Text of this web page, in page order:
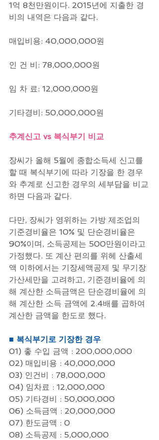
1억 8천만원이다. 2015년에 지출한 경
비의 내역은 다음과 같다.
매입비용: 40,000,000원
인 건 비: 78,000,000원
임 차 료: 12,000,000원
기타경비: 50,000,000원
추계신고 vs 복식부기 비교
장씨가 올해 5월에 종합소득세 신고를
할 때 복식부기에 따라 기장을 한 경우
와 추계로 신고한 경우의 세부담을 비교
하면 다음과 같다.
다만, 장씨가 영위하는 가방 제조업의
기준경비율은 10% 및 단순경비율은
90%이며, 소득공제는 500만원이라고
가정했다. 또 계산 편의를 위헤 산출세
액 이하에서는 기장세액공제 및 무기장
가산세만을 고려하고, 기준경비율에 의
해 계산한 소득금액은 단순경비율에 의
해 계산한 소득 금액에 2.4배를 곱하여
계산한 금액을 한도로 했다.
■ 복식부기로 기장한 경우
01) 촣 수입 금액 : 200,000,000
02) 매입비용 : 40,000,000
03) 인건비 : 78,000,000
04) 임차료 : 12,000,000
05) 기타경비 : 50,000,000
06) 소득금액 : 20,000,000
07) 한도금액 : 0
08) 소득공제 : 5,000,000